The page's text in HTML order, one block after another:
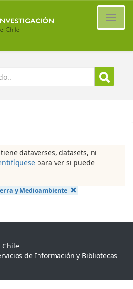
dataverses, datasets, ni
para ver si puede
y Medioambiente
Chile
de Información y Bibliotecas